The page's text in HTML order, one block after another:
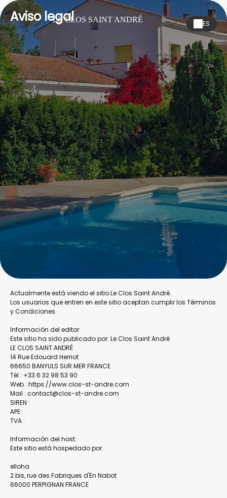
LE CLOS SAINT ANDRÉ ES
Aviso legal
Actualmente está viendo el sitio Le Clos Saint André.
Los usuarios que entren en este sitio aceptan cumplir los Términos
y Condiciones.
Información del editor:
Este sitio ha sido publicado por: Le Clos Saint André
LE CLOS SAINT ANDRÉ
14 Rue Edouard Herriot
66650 BANYULS SUR MER FRANCE
Tél : +33 6 32 98 53 90
Web : https://www.clos-st-andre.com
Mail : contact@clos-st-andre.com
SIREN :
APE :
TVA :
Información del host:
Este sitio está hospedado por:
elloha
2 bis, rue des Fabriques d'En Nabot
66000 PERPIGNAN FRANCE